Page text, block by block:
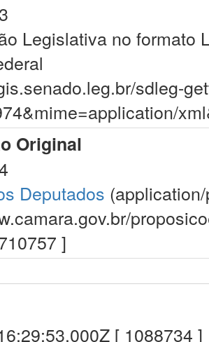
Legislativa no formato
sdleg-
Original
Deputados
]
[ 1088734 ]